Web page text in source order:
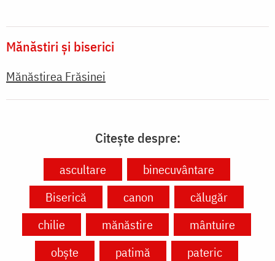
Mănăstiri și biserici
Mănăstirea Frăsinei
Citește despre:
ascultare
binecuvântare
Biserică
canon
călugăr
chilie
mănăstire
mântuire
obște
patimă
pateric